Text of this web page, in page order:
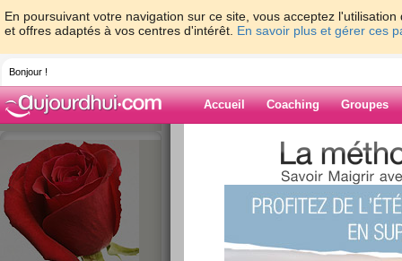
En poursuivant votre navigation sur ce site, vous acceptez
et offres adaptés à vos centres d'intérêt. En savoir plus et gérer ces
Bonjour !
Accueil Coaching Groupes
> > Mme
Blog de